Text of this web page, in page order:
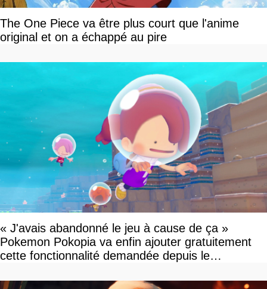
The One Piece va être plus court que l'anime
original et on a échappé au pire
« J'avais abandonné le jeu à cause de ça »
Pokemon Pokopia va enfin ajouter gratuitement
cette fonctionnalité demandée depuis le